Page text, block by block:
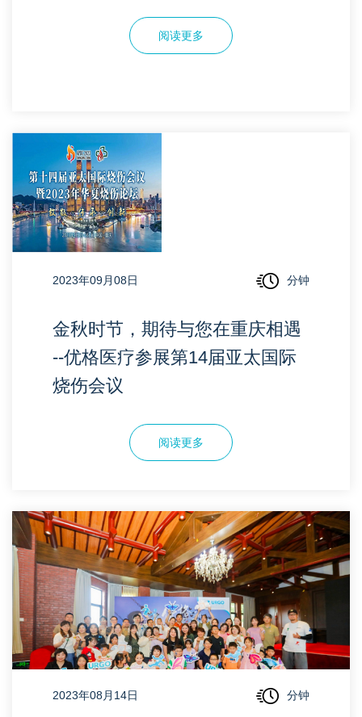
阅读更多
2023年09月08日 分钟
金秋时节，期待与您在重庆相遇
--优格医疗参展第14届亚太国际
烧伤会议
阅读更多
2023年08月14日 分钟